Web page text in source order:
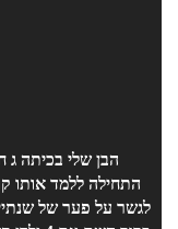
הבן שלי בכיתה ג
התחילה ללמד אותו
לגשר על פער של